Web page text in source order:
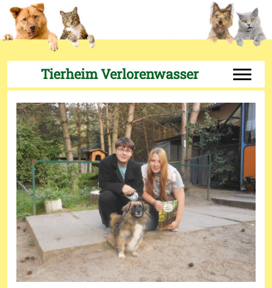
Tierheim Verlorenwasser Off-